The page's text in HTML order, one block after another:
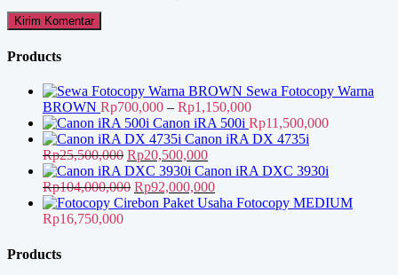
Products
Sewa Fotocopy Warna
BROWN Rp700,000 – Rp1,150,000Rentang
harga:
Rp700,000
Rp1,150,000
Canon iRA 500i Rp11,500,000
Canon iRA DX 4735i
Rp25,500,000 Harga
aslinya
adalah:
Rp25,500,000.
Rp20,500,000Harga
saat
ini
adalah:
Canon iRA DXC 3930i
Rp104,000,000 Harga
aslinya
Rp92,000,000Harga
saat
Paket Usaha Fotocopy MEDIUM
Rp16,750,000
Products